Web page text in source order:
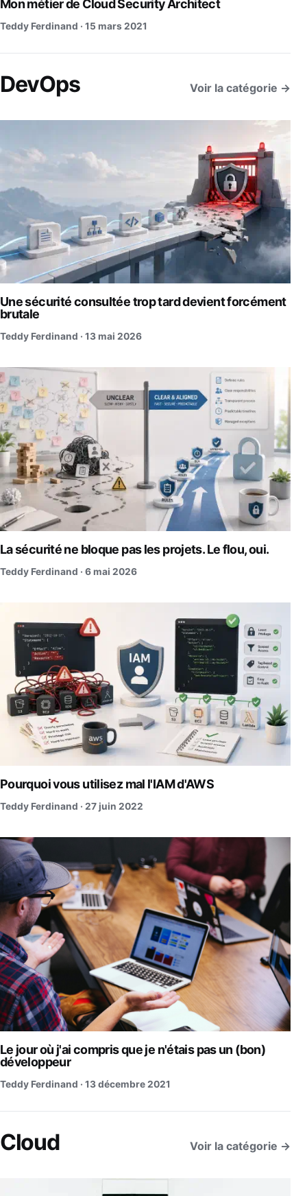
Mon métier de Cloud Security Architect
Teddy Ferdinand · 15 mars 2021
DevOps Voir la catégorie →
Une sécurité consultée trop tard devient forcément
brutale
Teddy Ferdinand · 13 mai 2026
La sécurité ne bloque pas les projets. Le flou, oui.
Teddy Ferdinand · 6 mai 2026
Pourquoi vous utilisez mal l'IAM d'AWS
Teddy Ferdinand · 27 juin 2022
Le jour où j'ai compris que je n'étais pas un (bon)
développeur
Teddy Ferdinand · 13 décembre 2021
Cloud Voir la catégorie →